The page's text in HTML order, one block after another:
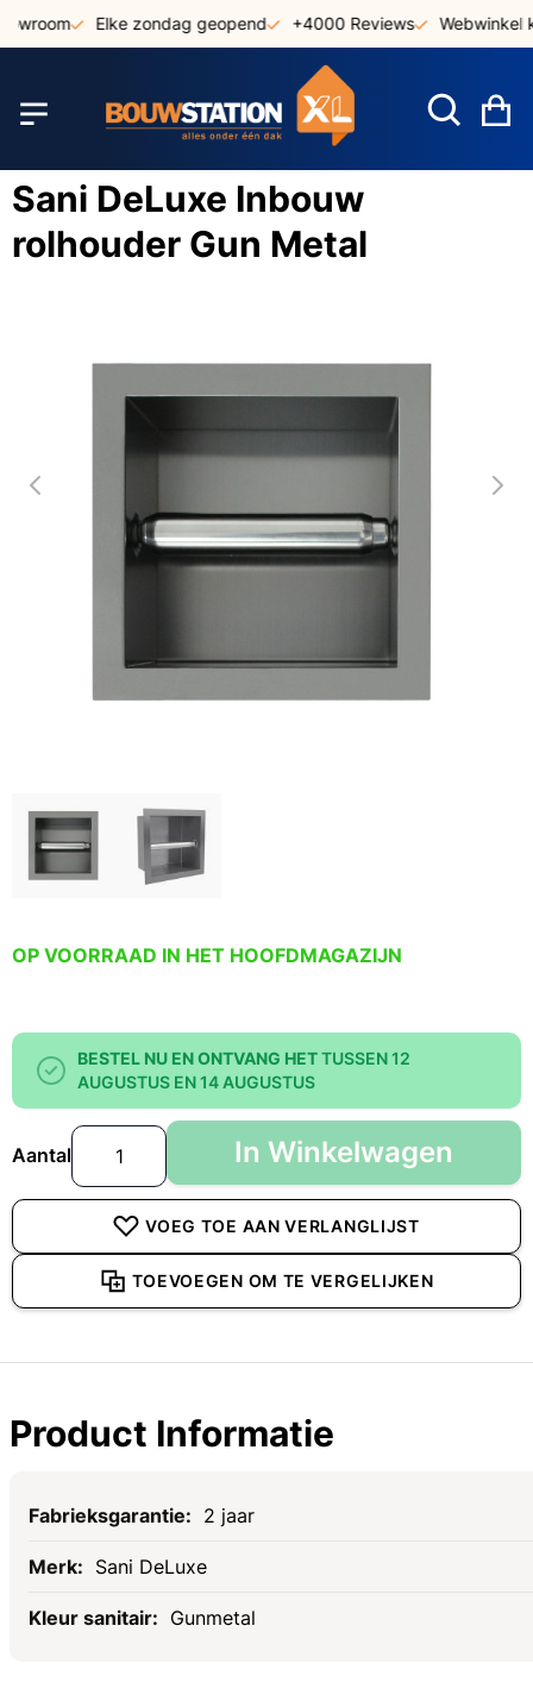
Elke zondag geopend +4000 Reviews Webwinkel
Sani DeLuxe Inbouw
rolhouder Gun Metal
OP VOORRAAD IN HET HOOFDMAGAZIJN
BESTEL NU EN ONTVANG HETTUSSEN 12
AUGUSTUS EN 14 AUGUSTUS
Aantal In Winkelwagen
VOEG TOE AAN VERLANGLIJST
TOEVOEGEN OM TE VERGELIJKEN
Product Informatie
Specificaties
2 jaar
Sani DeLuxe
Gunmetal